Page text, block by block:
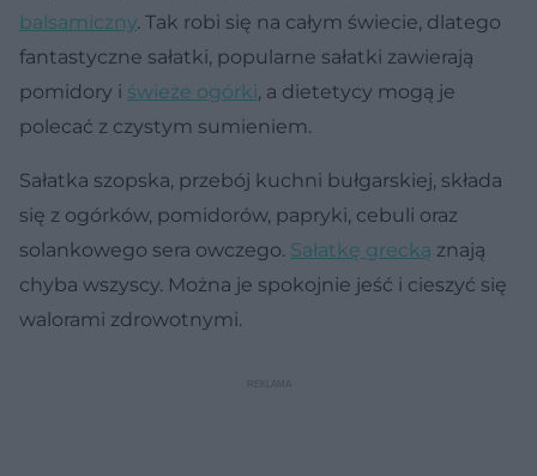
balsamiczny. Tak robi się na całym świecie, dlatego
fantastyczne sałatki, popularne sałatki zawierają
pomidory i świeże ogórki, a dietetycy mogą je
polecać z czystym sumieniem.
Sałatka szopska, przebój kuchni bułgarskiej, składa
się z ogórków, pomidorów, papryki, cebuli oraz
solankowego sera owczego. Sałatkę grecką znają
chyba wszyscy. Można je spokojnie jeść i cieszyć się
walorami zdrowotnymi.